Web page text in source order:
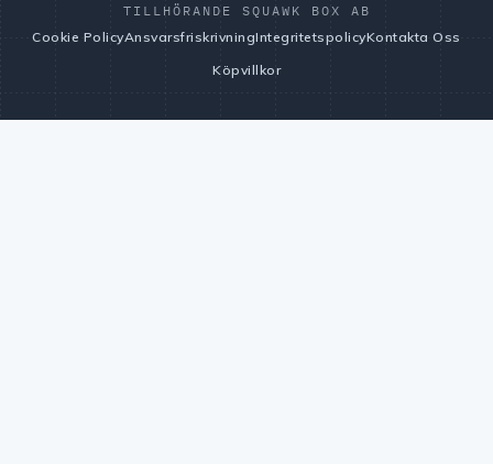
TILLHÖRANDE SQUAWK BOX AB
Cookie PolicyAnsvarsfriskrivningIntegritetspolicyKontakta Oss
Köpvillkor